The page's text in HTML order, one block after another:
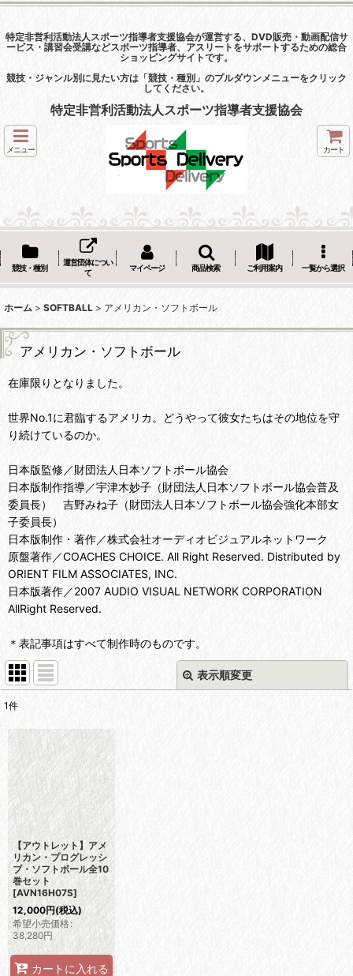
特定非営利活動法人スポーツ指導者支援協会が運営する、DVD販売・動画配信サ
ービス・講習会受講などスポーツ指導者、アスリートをサポートするための総合
ショッピングサイトです。
競技・ジャンル別に見たい方は「競技・種別」のプルダウンメニューをクリック
してください。
特定非営利活動法人スポーツ指導者支援協会
メニュー カート
競技・種別
運営団体につい
て
マイページ 商品検索 ご利用案内 一覧から選択
ホーム > SOFTBALL > アメリカン・ソフトボール
アメリカン・ソフトボール
在庫限りとなりました。
世界No.1に君臨するアメリカ。どうやって彼女たちはその地位を守
り続けているのか。
日本版監修／財団法人日本ソフトボール協会
日本版制作指導／宇津木妙子（財団法人日本ソフトボール協会普及
委員長） 吉野みね子（財団法人日本ソフトボール協会強化本部女
子委員長）
日本版制作・著作／株式会社オーディオビジュアルネットワーク
原盤著作／COACHES CHOICE. All Right Reserved. Distributed by
ORIENT FILM ASSOCIATES, INC.
日本版著作／2007 AUDIO VISUAL NETWORK CORPORATION
AllRight Reserved.
＊表記事項はすべて制作時のものです。
表示順変更
並び順 :
1件
【アウトレット】アメ
リカン・プログレッシ
ブ・ソフトボール全10
巻セット
[AVN16H07S]
12,000円(税込)
希望小売価格:
38,280円
カートに入れる